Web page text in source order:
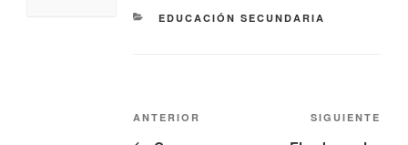
EDUCACIÓN SECUNDARIA
ANTERIOR SIGUIENTE